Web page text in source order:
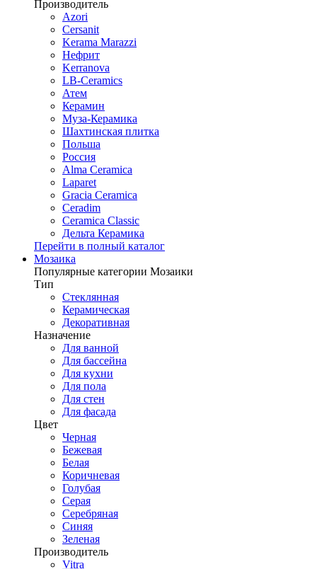
Производитель
Azori
Cersanit
Kerama Marazzi
Нефрит
Kerranova
LB-Ceramics
Атем
Керамин
Муза-Керамика
Шахтинская плитка
Польша
Россия
Alma Ceramica
Laparet
Gracia Ceramica
Ceradim
Ceramica Classic
Дельта Керамика
Перейти в полный каталог
Мозаика
Популярные категории Мозаики
Тип
Стеклянная
Керамическая
Декоративная
Назначение
Для ванной
Для бассейна
Для кухни
Для пола
Для стен
Для фасада
Цвет
Черная
Бежевая
Белая
Коричневая
Голубая
Серая
Серебряная
Синяя
Зеленая
Производитель
Vitra